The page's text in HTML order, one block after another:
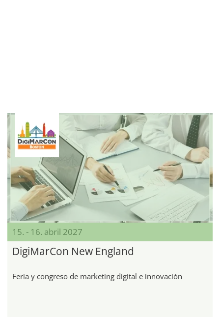
15. - 16. abril 2027
DigiMarCon New England
Feria y congreso de marketing digital e innovación